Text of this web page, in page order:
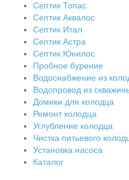
Септик Топас
Септик Аквалос
Септик Итал
Септик Астра
Септик Юнилос
Пробное бурение
Водоснабжение из
Водопровод из
Домики для колодца
Ремонт колодца
Углубление колодца
Чистка питьевого
Установка насоса
Каталог